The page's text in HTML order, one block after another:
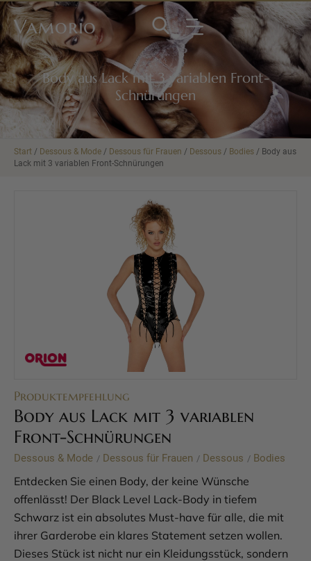
Vamorio
Body aus Lack mit 3 variablen Front-
Schnürungen
Start / Dessous & Mode / Dessous für Frauen / Dessous / Bodies / Body aus
Lack mit 3 variablen Front-Schnürungen
Produktempfehlung
Body aus Lack mit 3 variablen
Front-Schnürungen
Dessous & Mode / Dessous für Frauen / Dessous / Bodies
Entdecken Sie einen Body, der keine Wünsche
offenlässt! Der Black Level Lack-Body in tiefem
Schwarz ist ein absolutes Must-have für alle, die mit
ihrer Garderobe ein klares Statement setzen wollen.
Dieses Stück ist nicht nur ein Kleidungsstück, sondern